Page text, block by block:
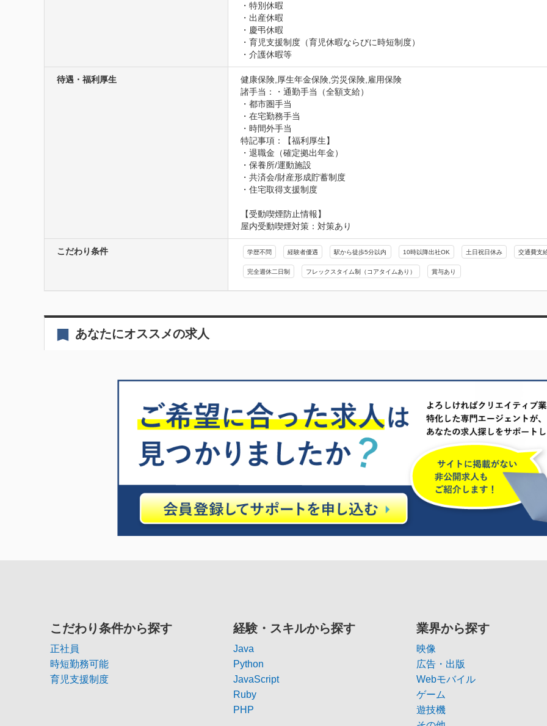
・特別休暇
・出産休暇
・慶弔休暇
・育児支援制度（育児休暇ならびに時短制度）
・介護休暇等
待遇・福利厚生
健康保険,厚生年金保険,労災保険,雇用保険
諸手当：・通勤手当（全額支給）
・都市圏手当
・在宅勤務手当
・時間外手当
特記事項：【福利厚生】
・退職金（確定拠出年金）
・保養所/運動施設
・共済会/財産形成貯蓄制度
・住宅取得支援制度
【受動喫煙防止情報】
屋内受動喫煙対策：対策あり
こだわり条件 学歴不問 経験者優遇 駅から徒歩5分以内 10時以降出社OK 土日祝日休み 交通費支
完全週休二日制 フレックスタイム制（コアタイムあり） 賞与あり
あなたにオススメの求人
こだわり条件から探す
正社員
時短勤務可能
育児支援制度
経験・スキルから探す
Java
Python
JavaScript
Ruby
PHP
業界から探す
映像
広告・出版
Webモバイル
ゲーム
遊技機